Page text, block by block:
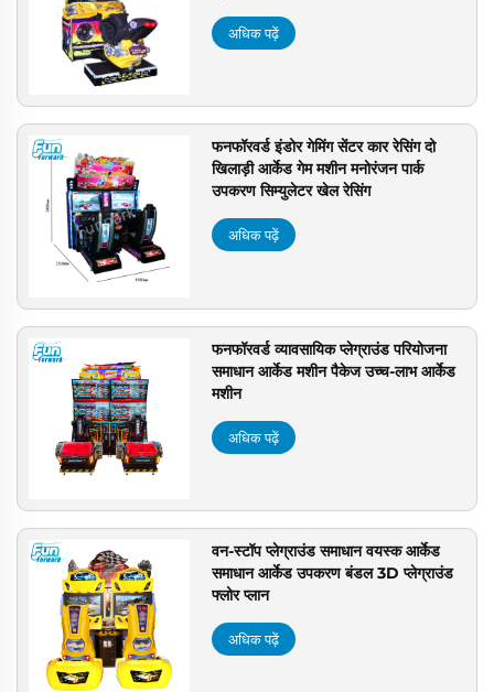
अधिक पढ़ें
फनफॉरवर्ड इंडोर गेमिंग सेंटर कार रेसिंग दो
खिलाड़ी आर्केड गेम मशीन मनोरंजन पार्क
उपकरण सिम्युलेटर खेल रेसिंग
अधिक पढ़ें
फनफॉरवर्ड व्यावसायिक प्लेग्राउंड परियोजना
समाधान आर्केड मशीन पैकेज उच्च-लाभ आर्केड
मशीन
अधिक पढ़ें
वन-स्टॉप प्लेग्राउंड समाधान वयस्क आर्केड
समाधान आर्केड उपकरण बंडल 3D प्लेग्राउंड
फ्लोर प्लान
अधिक पढ़ें